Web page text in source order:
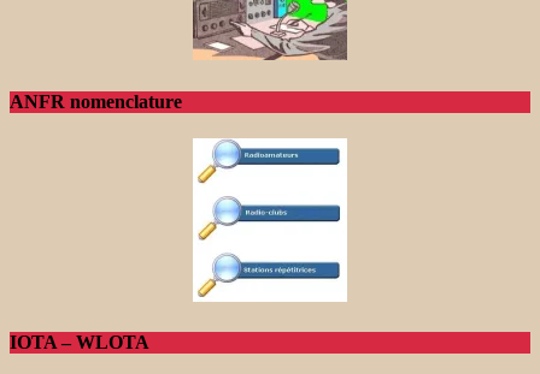
ANFR nomenclature
IOTA – WLOTA